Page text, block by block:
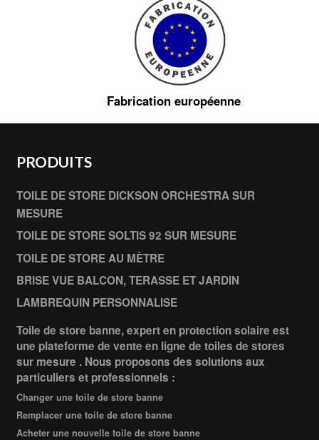
Fabrication européenne
PRODUITS
TOILE DE STORE DICKSON ORCHESTRA SUR
MESURE
TOILE DE STORE SOLTIS 92 SUR MESURE
TOILE DE STORE AU MÈTRE
BRISE VUE BALCON, TERASSE ET JARDIN
LAMBREQUIN PERSONNALISE
Toile de store banne, expert en protection solaire est
une plateforme de vente en ligne de toiles de stores
sur mesure . Nous proposons des solutions aux
particuliers et professionnels :
Changer une toile de store banne
Remplacer une toile de store banne
Acheter une nouvelle toile de store banne